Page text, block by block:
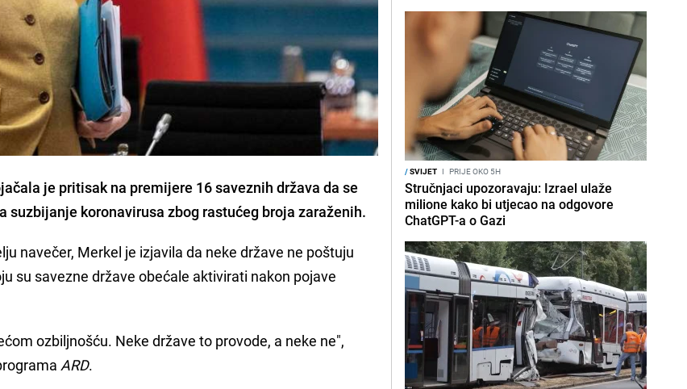
je pritisak na premijere 16 saveznih država da se
suzbijanje koronavirusa zbog rastućeg broja zaraženih.
navečer, Merkel je izjavila da neke države ne poštuju
su savezne države obećale aktivirati nakon pojave
ozbiljnošću. Neke države to provode, a neke ne",
ARD.
/SVIJET I PRIJE OKO 5H
Stručnjaci upozoravaju: Izrael ulaže
milione kako bi utjecao na odgovore
ChatGPT-a o Gazi